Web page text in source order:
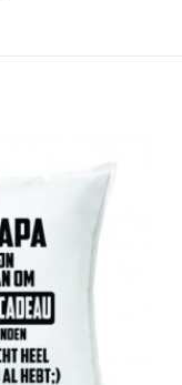
Add to